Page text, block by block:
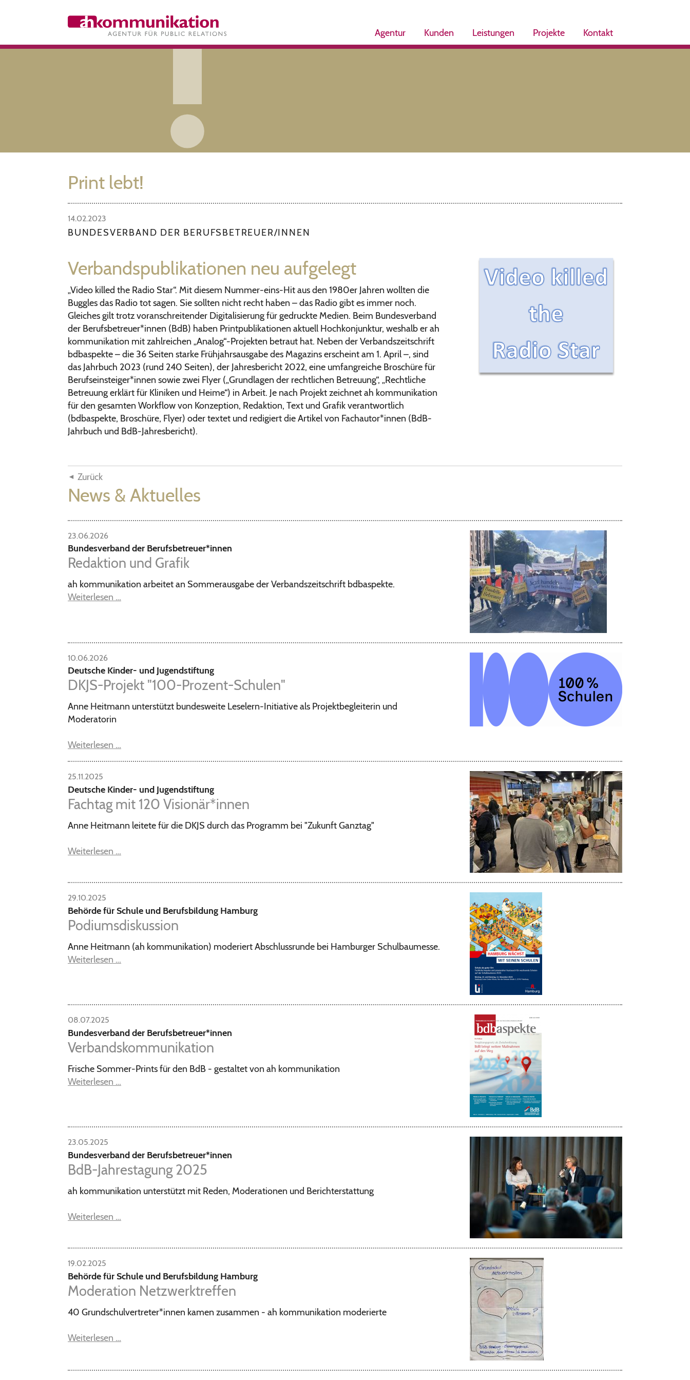
Agentur Kunden Leistungen Projekte Kontakt
Print lebt!
14.02.2023
BUNDESVERBAND DER BERUFSBETREUER/INNEN
Verbandspublikationen neu aufgelegt
„Video killed the Radio Star“. Mit diesem Nummer-eins-Hit aus den 1980er Jahren wollten die
Buggles das Radio tot sagen. Sie sollten nicht recht haben – das Radio gibt es immer noch.
Gleiches gilt trotz voranschreitender Digitalisierung für gedruckte Medien. Beim Bundesverband
der Berufsbetreuer*innen (BdB) haben Printpublikationen aktuell Hochkonjunktur, weshalb er ah
kommunikation mit zahlreichen „Analog“-Projekten betraut hat. Neben der Verbandszeitschrift
bdbaspekte – die 36 Seiten starke Frühjahrsausgabe des Magazins erscheint am 1. April –, sind
das Jahrbuch 2023 (rund 240 Seiten), der Jahresbericht 2022, eine umfangreiche Broschüre für
Berufseinsteiger*innen sowie zwei Flyer („Grundlagen der rechtlichen Betreuung“, „Rechtliche
Betreuung erklärt für Kliniken und Heime“) in Arbeit. Je nach Projekt zeichnet ah kommunikation
für den gesamten Workflow von Konzeption, Redaktion, Text und Grafik verantwortlich
(bdbaspekte, Broschüre, Flyer) oder textet und redigiert die Artikel von Fachautor*innen (BdB-
Jahrbuch und BdB-Jahresbericht).
Zurück
News & Aktuelles
23.06.2026
Bundesverband der Berufsbetreuer*innen
Redaktion und Grafik
ah kommunikation arbeitet an Sommerausgabe der Verbandszeitschrift bdbaspekte.
Weiterlesen …
10.06.2026
Deutsche Kinder- und Jugendstiftung
DKJS-Projekt "100-Prozent-Schulen"
Anne Heitmann unterstützt bundesweite Leselern-Initiative als Projektbegleiterin und
Moderatorin
Weiterlesen …
25.11.2025
Deutsche Kinder- und Jugendstiftung
Fachtag mit 120 Visionär*innen
Anne Heitmann leitete für die DKJS durch das Programm bei "Zukunft Ganztag"
Weiterlesen …
29.10.2025
Behörde für Schule und Berufsbildung Hamburg
Podiumsdiskussion
Anne Heitmann (ah kommunikation) moderiert Abschlussrunde bei Hamburger Schulbaumesse.
Weiterlesen …
08.07.2025
Bundesverband der Berufsbetreuer*innen
Verbandskommunikation
Frische Sommer-Prints für den BdB - gestaltet von ah kommunikation
Weiterlesen …
23.05.2025
Bundesverband der Berufsbetreuer*innen
BdB-Jahrestagung 2025
ah kommunikation unterstützt mit Reden, Moderationen und Berichterstattung
Weiterlesen …
19.02.2025
Behörde für Schule und Berufsbildung Hamburg
Moderation Netzwerktreffen
40 Grundschulvertreter*innen kamen zusammen - ah kommunikation moderierte
Weiterlesen …